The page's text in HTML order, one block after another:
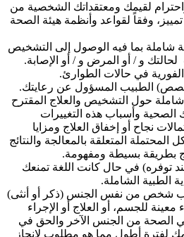
لقيمك ومعتقداتك الشخصية من
وفقاً لقواعد وأنظمة هيئة الصحة
شاملة بما فيه الوصول إلى التشخيص
لحالتك و / أو المرض و / أو الإصابة.
في حالات الطوارئ.
الطبيب المسؤول عن رعايتك.
حول التشخيص والعلاج المقترح
الصحية وأسباب هذه التغييرات
نجاح أو إخفاق العلاج ومزايا
المتعلقة بالمعالجة والنتائج
بطريقة بسيطة ومفهومة.
توفره) في حال كانت اللغة تمنعك
الطبية الشاملة.
شخص من نفس الجنس (ذكر أو أنثى)
معينة للجسم، أو العلاج أو الإجراء
الصحة من الجنس الآخر والحق في
أطول مما هو مطلوب لإنجاز